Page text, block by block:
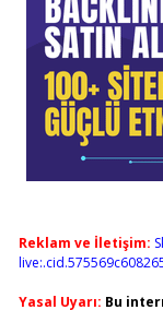
Reklam ve İletişim:
Yasal Uyarı: Bu